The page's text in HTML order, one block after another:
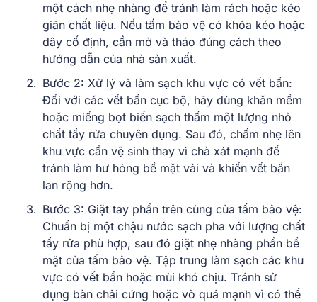
một cách nhẹ nhàng để tránh làm rách hoặc kéo
giãn chất liệu. Nếu tấm bảo vệ có khóa kéo hoặc
dây cố định, cần mở và tháo đúng cách theo
hướng dẫn của nhà sản xuất.
Bước 2: Xử lý và làm sạch khu vực có vết bẩn:
Đối với các vết bẩn cục bộ, hãy dùng khăn mềm
hoặc miếng bọt biển sạch thấm một lượng nhỏ
chất tẩy rửa chuyên dụng. Sau đó, chấm nhẹ lên
khu vực cần vệ sinh thay vì chà xát mạnh để
tránh làm hư hỏng bề mặt vải và khiến vết bẩn
lan rộng hơn.
Bước 3: Giặt tay phần trên cùng của tấm bảo vệ:
Chuẩn bị một chậu nước sạch pha với lượng chất
tẩy rửa phù hợp, sau đó giặt nhẹ nhàng phần bề
mặt của tấm bảo vệ. Tập trung làm sạch các khu
vực có vết bẩn hoặc mùi khó chịu. Tránh sử
dụng bàn chải cứng hoặc vò quá mạnh vì có thể